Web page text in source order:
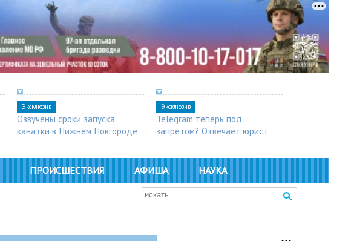
Эксклюзив
Озвучены сроки запуска
канатки в Нижнем Новгороде
Эксклюзив
Telegram теперь под
запретом? Отвечает юрист
ПРОИСШЕСТВИЯ АФИША НАУКА